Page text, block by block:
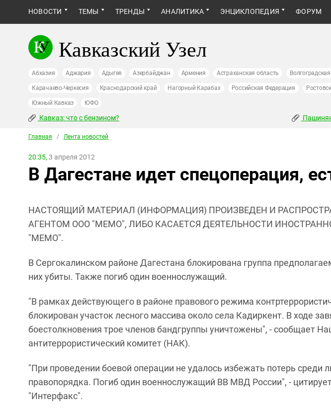
НОВОСТИ ТЕМЫ ТРЕНДЫ АНАЛИТИКА ЭНЦИКЛОПЕДИЯ ФОРУМ
Кавказский Узел
Абхазия Аджария Адыгея Азербайджан Армения Астраханская область
Карачаево-Черкесия Краснодарский край Нагорный Карабах Российская Федерация
Южный Кавказ ЮФО
Кавказ: что с бензином?
Главная / Лента новостей
20:35, 3 апреля 2012
В Дагестане идет спецоперация,
НАСТОЯЩИЙ МАТЕРИАЛ (ИНФОРМАЦИЯ) ПРОИЗВЕДЕН И
АГЕНТОМ ООО "МЕМО", ЛИБО КАСАЕТСЯ ДЕЯТЕЛЬНОСТИ
"МЕМО".
В Сергокалинском районе Дагестана блокирована группа
них убиты. Также погиб один военнослужащий.
"В рамках действующего в районе правового режима
блокирован участок лесного массива около села Кадиркент. В ходе
боестолкновения трое членов бандгруппы уничтожены", - сообщает
антитеррористический комитет (НАК).
"При проведении боевой операции не удалось избежать потерь среди
правопорядка. Погиб один военнослужащий ВВ МВД России", -
"Интерфакс".